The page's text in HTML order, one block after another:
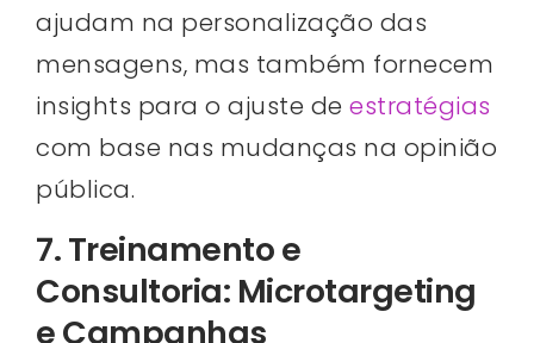
ajudam na personalização das
mensagens, mas também fornecem
insights para o ajuste de estratégias
com base nas mudanças na opinião
pública.
7. Treinamento e
Consultoria: Microtargeting
e Campanhas